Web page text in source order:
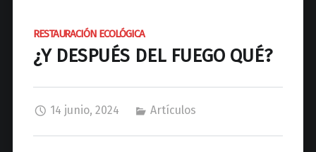
e
s
RESTAURACIÓN ECOLÓGICA
¿Y DESPUÉS DEL FUEGO QUÉ?
14 junio, 2024 Artículos